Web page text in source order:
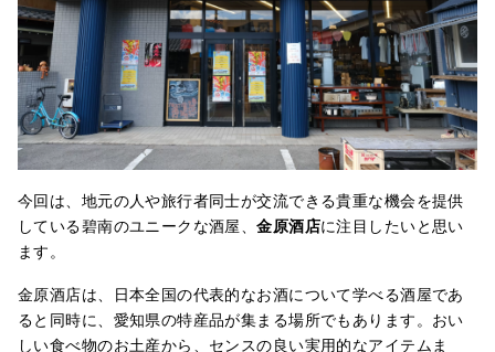
今回は、地元の人や旅行者同士が交流できる貴重な機会を提供
している碧南のユニークな酒屋、金原酒店に注目したいと思い
ます。
金原酒店は、日本全国の代表的なお酒について学べる酒屋であ
ると同時に、愛知県の特産品が集まる場所でもあります。おい
しい食べ物のお土産から、センスの良い実用的なアイテムま